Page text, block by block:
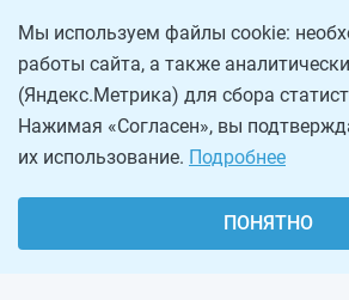
Мы используем файлы cookie:
работы сайта, а также
(Яндекс.Метрика) для сбора
Нажимая «Согласен», вы
их использование. Подробнее
ПОНЯТНО